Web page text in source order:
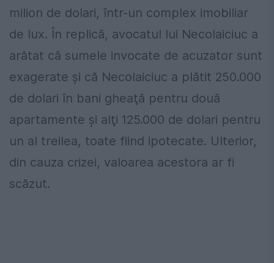
milion de dolari, într-un complex imobiliar
de lux. În replică, avocatul lui Necolaiciuc a
arătat că sumele invocate de acuzator sunt
exagerate și că Necolaiciuc a plătit 250.000
de dolari în bani gheaţă pentru două
apartamente și alţi 125.000 de dolari pentru
un al treilea, toate fiind ipotecate. Ulterior,
din cauza crizei, valoarea acestora ar fi
scăzut.